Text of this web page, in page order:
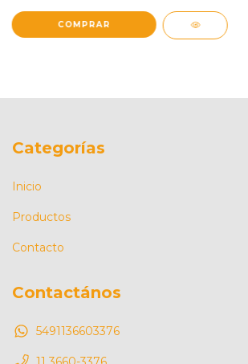
Categorías
Inicio
Productos
Contacto
Contactános
5491136603376